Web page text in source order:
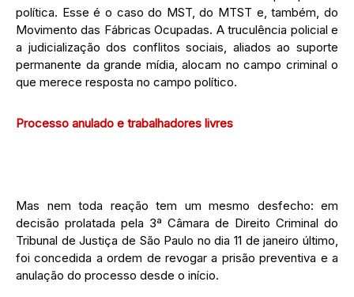
política. Esse é o caso do MST, do MTST e, também, do
Movimento das Fábricas Ocupadas. A truculência policial e
a judicialização dos conflitos sociais, aliados ao suporte
permanente da grande mídia, alocam no campo criminal o
que merece resposta no campo político.
Processo anulado e trabalhadores livres
Mas nem toda reação tem um mesmo desfecho: em
decisão prolatada pela 3ª Câmara de Direito Criminal do
Tribunal de Justiça de São Paulo no dia 11 de janeiro último,
foi concedida a ordem de revogar a prisão preventiva e a
anulação do processo desde o início.